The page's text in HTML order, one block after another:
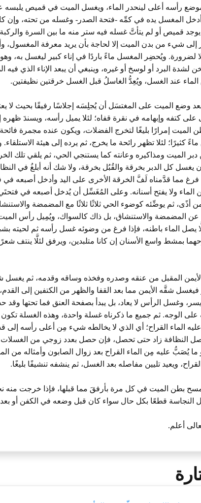
رأسه أعلى لينحدر الماء، ويغسل الميت في قميص يلبسه
المغسل يده في كمِّه -فتحة الصدر- وغسله من تحته، وإن
يوجد قميص أو لم يتأتَّ غسله فيه ستر منه ما بين السرة
إلى شيء من بدن الميت إلا لحاجة بأن يريد معرفة المغسول،
لضرورة. ويُحضِر المغسل ماءً باردًا في إناء كبير ليغسل به،
لشدة البرد أو لوسخ أو غيره، وينبغي أن يبعد الإناء الذي
عند الغسل، ويُعِدُّ الغاسلُ قبل الغسل خرقتين نظيفتين.
بعد وضع الميت على المغتسَل أن يُجلِسَه إجلاسًا رفيقًا بحيث لا
على كتفه وإبهامه في نقرة قفاه؛ لئلا يميل رأسه، ويسندَ ظهره
الميت إمرارًا بليغًا لتخرج الفضلات، ويكون عنده مجمرة
كثيرًا؛ لئلا تظهر رائحة ما يخرج، ثم يرده إلى هيئة
دبر الميت ومذاكيره وعانته كما يستنجي الحي، ثم يلقي تلك
يغسل كل الدبر بخرقة والقُبُل بخرقة، ولا شك أنه أبلغُ في
فرغ مما قدَّمناه لَفَّ الخرقة الأخرى على اليد وأدخل أصبعه
الماء ولا يفتح أسنانه. وعلى المُغَسِّل أن يُدخل أصبعه في
أذًى، ثم يوضِّئه كوضوء الحي ثلاثًا ثلاثًا مع المضمضة
عن المضمضة والاستنشاق، بل ذاك كالسواك، ويُمِيل رأس
يصل الماء باطنه، فإذا فرغ من وضوئه غسل رأسه ثم لحيته
بمشط واسع الأسنان إن كانا متلبدين، ويرفق لئلَّا ينتف
المقبل من عنقه وصدره وفخذه وساقه وقدمه، ثم يغسل
فيغسل شقَّه الأيمن مما بعد القفا والظهر من الكتفين إلى
وغسل الرأس لا يعاد، بل يبدأ بصفحة العنق فما تحتها
على الوجه. ثم جميع ما ذكرناه غسلة واحدة، وهذه الغسلة
الماء القراح؛ أي الذي لا يخالطه شيء مِن أعلى رأسه إلى
النظافة زاد حتى تحصل، فإن حصل بعدد زوجي من
يُصَبُّ عليه مِن الماء القراح بعد زوال الصابون وأمثاله من
القراح، ويعيد تليين مفاصله بعد الغسل، ثم ينشفه تنشيفًا بليغًا.
مسح بطن الميت في كل مرة بأرفقَ مما قبلها، فإذا خرجت منه
قطعًا بكل حال سواء كان قبل وضعه في الكفن أو
أعلم.